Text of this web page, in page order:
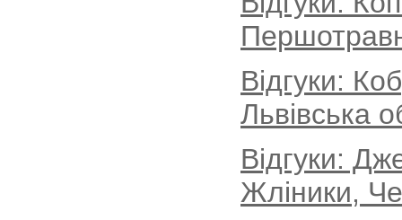
Відгуки:
Львівська
Відгуки:
Жліники,